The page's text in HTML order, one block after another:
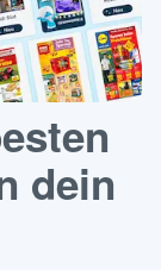
dein